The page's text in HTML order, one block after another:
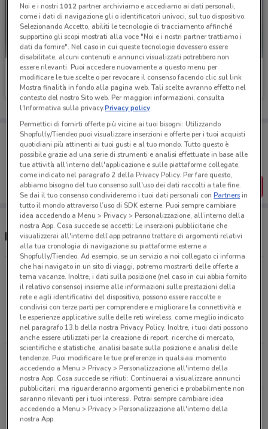
Toys Center
Scade il 31/12 7.2 km
Toys Center
Scade il 26/08 7.2 km
Porta DoveConviene sempre con te!
Puoi trovare le migliori offerte dei negozi vicino a te,
salvarle e creare la tua lista del risparmio, comodamente
dal tuo cellulare.
SCARICA L’APP
Negozi Toys Center a Bagheria
Corso dei Mille 1660 Palermo
7.2 km
CHIUSO
Corso Finocchiaro Aprile, 171 Palermo
14.8 km
CHIUSO
Via Pietratagliata, 19 Palermo
16.2 km
CHIUSO
Via U. La Malfa, 81 Palermo
19 km
Noi e i nostri 1012partner archiviamo e accediamo ai dati personali,
come i dati di navigazione gli o identificatori univoci, sul tuo dispositivo.
Selezionando Accetto, abiliti le tecnologie di tracciamento affinché
supportino gli scopi mostrati alla voce "Noi e i nostri partner trattiamo i
dati da fornire". Nel caso in cui queste tecnologie dovessero essere
disabilitate, alcuni contenuti e annunci visualizzati potrebbero non
essere rilevanti. Puoi accedere nuovamente a questo menu per
modificare le tue scelte o per revocare il consenso facendo clic sul link
Mostra finalità in fondo alla pagina web. Tali scelte avranno effetto nel
contesto del nostro Sito web. Per maggiori informazioni, consulta
l'Informativa sulla privacy.Privacy policy
Permettici di fornirti offerte più vicine ai tuoi bisogni: Utilizzando
Shopfully/Tiendeo puoi visualizzare inserzioni e offerte per i tuoi acquisti
quotidiani più attinenti ai tuoi gusti e al tuo mondo. Tutto questo è
possibile grazie ad una serie di strumenti e analisi effettuate in base alle
tue attività all'interno dell'applicazione e sulle piattaforme collegate,
come indicato nel paragrafo 2 della Privacy Policy. Per fare questo,
abbiamo bisogno del tuo consenso sull'uso dei dati raccolti a tale fine.
Se dai il tuo consenso condivideremo i tuoi dati personali conPartnersin
tutto il mondo attraverso l’uso di SDK esterne. Puoi sempre cambiare
idea accedendo a Menu > Privacy > Personalizzazione, all’interno della
nostra App. Cosa succede se accetti: Le inserzioni pubblicitarie che
visualizzerai all'interno dell’app potranno trattare di argomenti relativi
alla tua cronologia di navigazione su piattaforme esterne a
Shopfully/Tiendeo. Ad esempio, se un servizio a noi collegato ci informa
che hai navigato in un sito di viaggi, potremo mostrarti delle offerte a
tema vacanze. Inoltre, i dati sulla posizione (nel caso in cui abbia fornito
il relativo consenso) insieme alle informazioni sulle prestazioni della
rete e agli identificativi del dispositivo, possono essere raccolte e
condivisi con terze parti per comprendere e migliorare la connettività e
le esperienze applicative sulle delle reti wireless, come meglio indicato
nel paragrafo 13.b della nostra Privacy Policy. Inoltre, i tuoi dati possono
anche essere utilizzati per la creazione di report, ricerche di mercato,
scientifiche e statistiche, analisi basate sulla posizione e analisi delle
tendenze. Puoi modificare le tue preferenze in qualsiasi momento
accedendo a Menu > Privacy > Personalizzazione all'interno della
nostra App. Cosa succede se rifiuti: Continuerai a visualizzare annunci
pubblicitari, ma riguarderanno argomenti generici e probabilmente non
saranno rilevanti per i tuoi interessi. Potrai sempre cambiare idea
accedendo a Menu > Privacy > Personalizzazione all'interno della
nostra App.